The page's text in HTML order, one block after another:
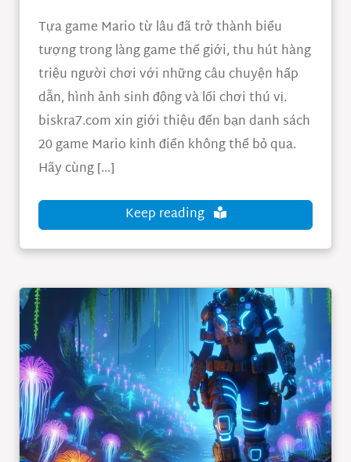
Tựa game Mario từ lâu đã trở thành biểu
tượng trong làng game thế giới, thu hút hàng
triệu người chơi với những câu chuyện hấp
dẫn, hình ảnh sinh động và lối chơi thú vị.
biskra7.com xin giới thiệu đến bạn danh sách
20 game Mario kinh điển không thể bỏ qua.
Hãy cùng […]
Keep reading